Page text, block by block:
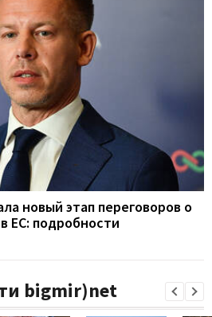
новый этап переговоров о
ЕС: подробности
bigmir)net